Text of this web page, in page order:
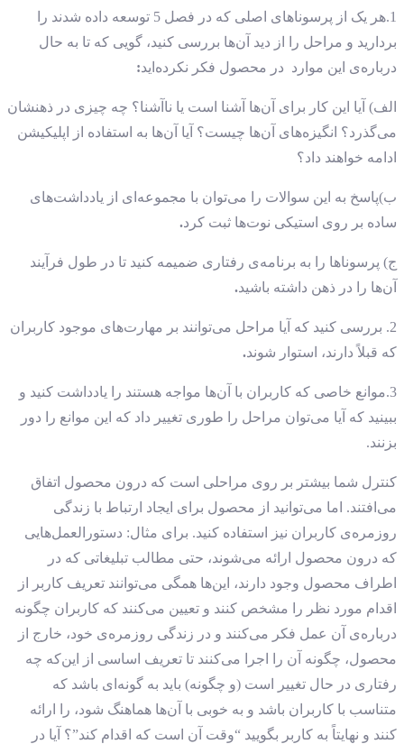
1.هر یک از پرسوناهای اصلی که در فصل 5 توسعه داده شدند را
بردارید و مراحل را از دید آن‌ها بررسی کنید، گویی که تا به حال
درباره‌ی این موارد در محصول فکر نکرده‌اید:
الف) آیا این کار برای آن‌ها آشنا است یا ناآشنا؟ چه چیزی در ذهنشان
می‌گذرد؟ انگیزه‌های آن‌ها چیست؟ آیا آن‌ها به استفاده از اپلیکیشن
ادامه خواهند داد؟
ب)پاسخ به این سوالات را می‌توان با مجموعه‌ای از یادداشت‌های
ساده بر روی استیکی نوت‌ها ثبت کرد.
ج) پرسوناها را به برنامه‌ی رفتاری ضمیمه کنید تا در طول فرآیند
آن‌ها را در ذهن داشته باشید.
2. بررسی کنید که آیا مراحل می‌توانند بر مهارت‌های موجود کاربران
که قبلاً دارند، استوار شوند.
3.موانع خاصی که کاربران با آن‌ها مواجه هستند را یادداشت کنید و
ببینید که آیا می‌توان مراحل را طوری تغییر داد که این موانع را دور
بزنند.
کنترل شما بیشتر بر روی مراحلی است که درون محصول اتفاق
می‌افتند. اما می‌توانید از محصول برای ایجاد ارتباط با زندگی
روزمره‌ی کاربران نیز استفاده کنید. برای مثال: دستورالعمل‌هایی
که درون محصول ارائه می‌شوند، حتی مطالب تبلیغاتی که در
اطراف محصول وجود دارند، این‌ها همگی می‌توانند تعریف کاربر از
اقدام مورد نظر را مشخص کنند و تعیین می‌کنند که کاربران چگونه
درباره‌ی آن عمل فکر می‌کنند و در زندگی روزمره‌ی خود، خارج از
محصول، چگونه آن را اجرا می‌کنند تا تعریف اساسی از اینکه چه
رفتاری در حال تغییر است (و چگونه) باید به گونه‌ای باشد که
متناسب با کاربران باشد و به خوبی با آن‌ها هماهنگ شود، را ارائه
کنند و نهایتاً به کاربر بگویید “وقت آن است که اقدام کند”؟ آیا در